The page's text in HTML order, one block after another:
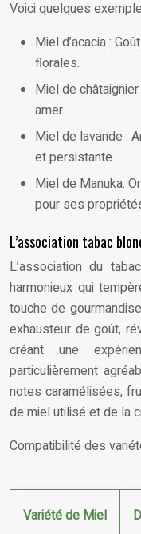
Voici quelques
Miel d’acacia :
florales.
Miel de
amer.
Miel de lavande :
et persistante.
Miel de Manuka:
pour ses
L’association tabac
L’association du
harmonieux qui
touche de
exhausteur de goût,
créant une
particulièrement
notes caramélisées,
de miel utilisé et de la
Compatibilité des
Variété de Miel